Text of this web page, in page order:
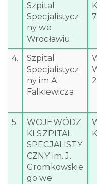
Szpital
Specjalistycz
ny we
Wrocławiu
4.
Szpital
Specjalistycz
ny im A.
Falkiewicza
2
5.
WOJEWÓDZ
KI SZPITAL
SPECJALISTY
CZNY im. J.
Gromkowskie
go we